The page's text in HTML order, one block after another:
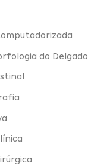
do Delgado